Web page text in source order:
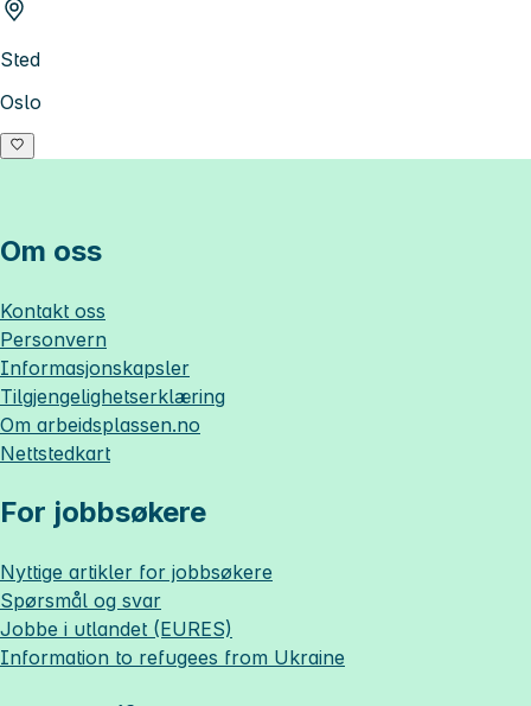
Sted
Oslo
Om oss
Kontakt oss
Personvern
Informasjonskapsler
Tilgjengelighetserklæring
Om arbeidsplassen.no
Nettstedkart
For jobbsøkere
Nyttige artikler for jobbsøkere
Spørsmål og svar
Jobbe i utlandet (EURES)
Information to refugees from Ukraine